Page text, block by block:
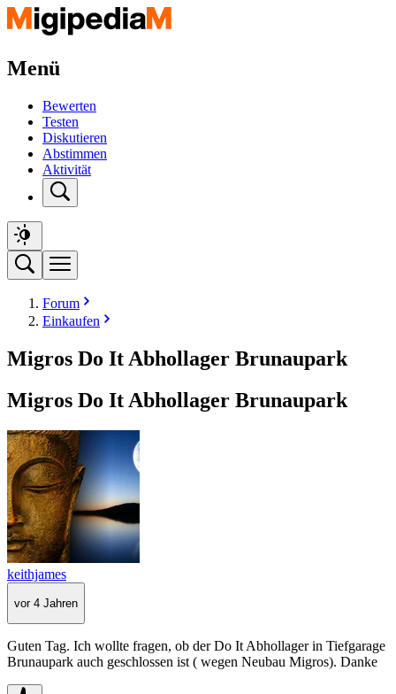
Menü
Bewerten
Testen
Diskutieren
Abstimmen
Aktivität
Forum
Einkaufen
Migros Do It Abhollager Brunaupark
Migros Do It Abhollager Brunaupark
keithjames
vor 4 Jahren
Guten Tag. Ich wollte fragen, ob der Do It Abhollager in Tiefgarage
Brunaupark auch geschlossen ist ( wegen Neubau Migros). Danke